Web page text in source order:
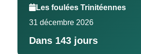
Les foulées Trinitéennes
31 décembre 2026
Dans 143 jours